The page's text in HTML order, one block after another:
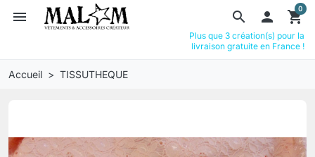
search
menu  shopping_cart
0
Plus que 3 création(s) pour la
livraison gratuite en France !
Accueil TISSUTHEQUE